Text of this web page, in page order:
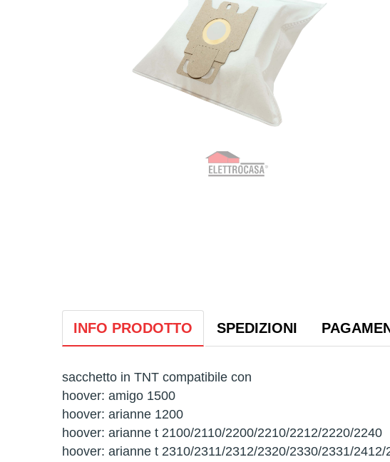
INFO PRODOTTO SPEDIZIONI
sacchetto in TNT compatibile con
hoover: amigo 1500
hoover: arianne 1200
hoover: arianne t 2100/2110/2200/2210/2212/2220/2240
hoover: arianne t 2310/2311/2312/2320/2330/2331/2412/